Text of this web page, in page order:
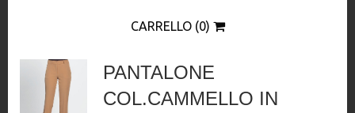
CONTACT
CARRELLO (0)
PANTALONE
COL.CAMMELLO IN